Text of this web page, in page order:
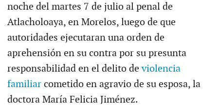
noche del martes 7 de julio al penal de
Atlacholoaya, en Morelos, luego de que
autoridades ejecutaran una orden de
aprehensión en su contra por su presunta
responsabilidad en el delito deviolencia
familiar cometido en agravio de su esposa, la
doctora María Felicia Jiménez.